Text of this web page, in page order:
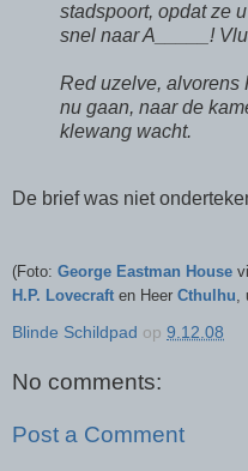
stadspoort, opdat ze
snel naar A_____!
Red uzelve, alvorens
nu gaan, naar de
klewang wacht.
De brief was niet
(Foto: George Eastman House
H.P. Lovecraft en Heer Cthulhu,
Blinde Schildpad op 9.12.08
No comments:
Post a Comment